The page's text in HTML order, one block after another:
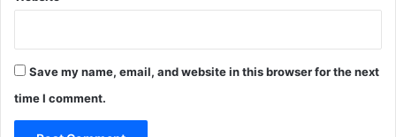
Save my name, email, and website in this browser for the next
time I comment.